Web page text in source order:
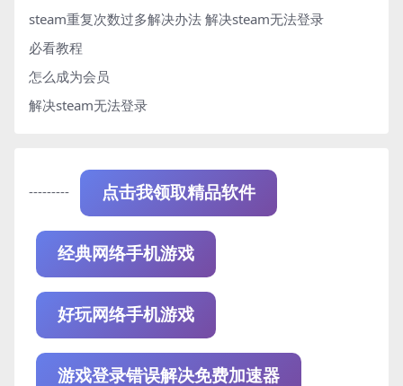
steam重复次数过多解决办法 解决steam无法登录
必看教程
怎么成为会员
解决steam无法登录
--------- 点击我领取精品软件
经典网络手机游戏
好玩网络手机游戏
游戏登录错误解决免费加速器